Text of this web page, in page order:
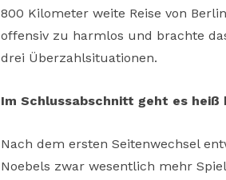
800 Kilometer weite Reise von
offensiv zu harmlos und brachte
drei Überzahlsituationen.
Im Schlussabschnitt geht es heiß
Nach dem ersten Seitenwechsel
Noebels zwar wesentlich mehr